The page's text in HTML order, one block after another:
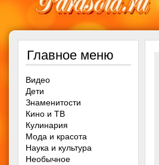
Главное меню
Видео
Дети
Знаменитости
Кино и ТВ
Кулинария
Мода и красота
Наука и культура
Необычное